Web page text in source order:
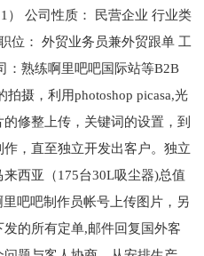
） 公司性质： 民营企业 行业类
位： 外贸业务员兼外贸跟单 工
：熟练啊里吧吧国际站等B2B
摄，利用photoshop picasa,光
修整上传，关键词的设置，到
，直至独立开发出客户。独立
西亚（175台30L吸尘器)总值
吧吧制作员帐号上传图片，另
的所有定单,邮件回复国外客